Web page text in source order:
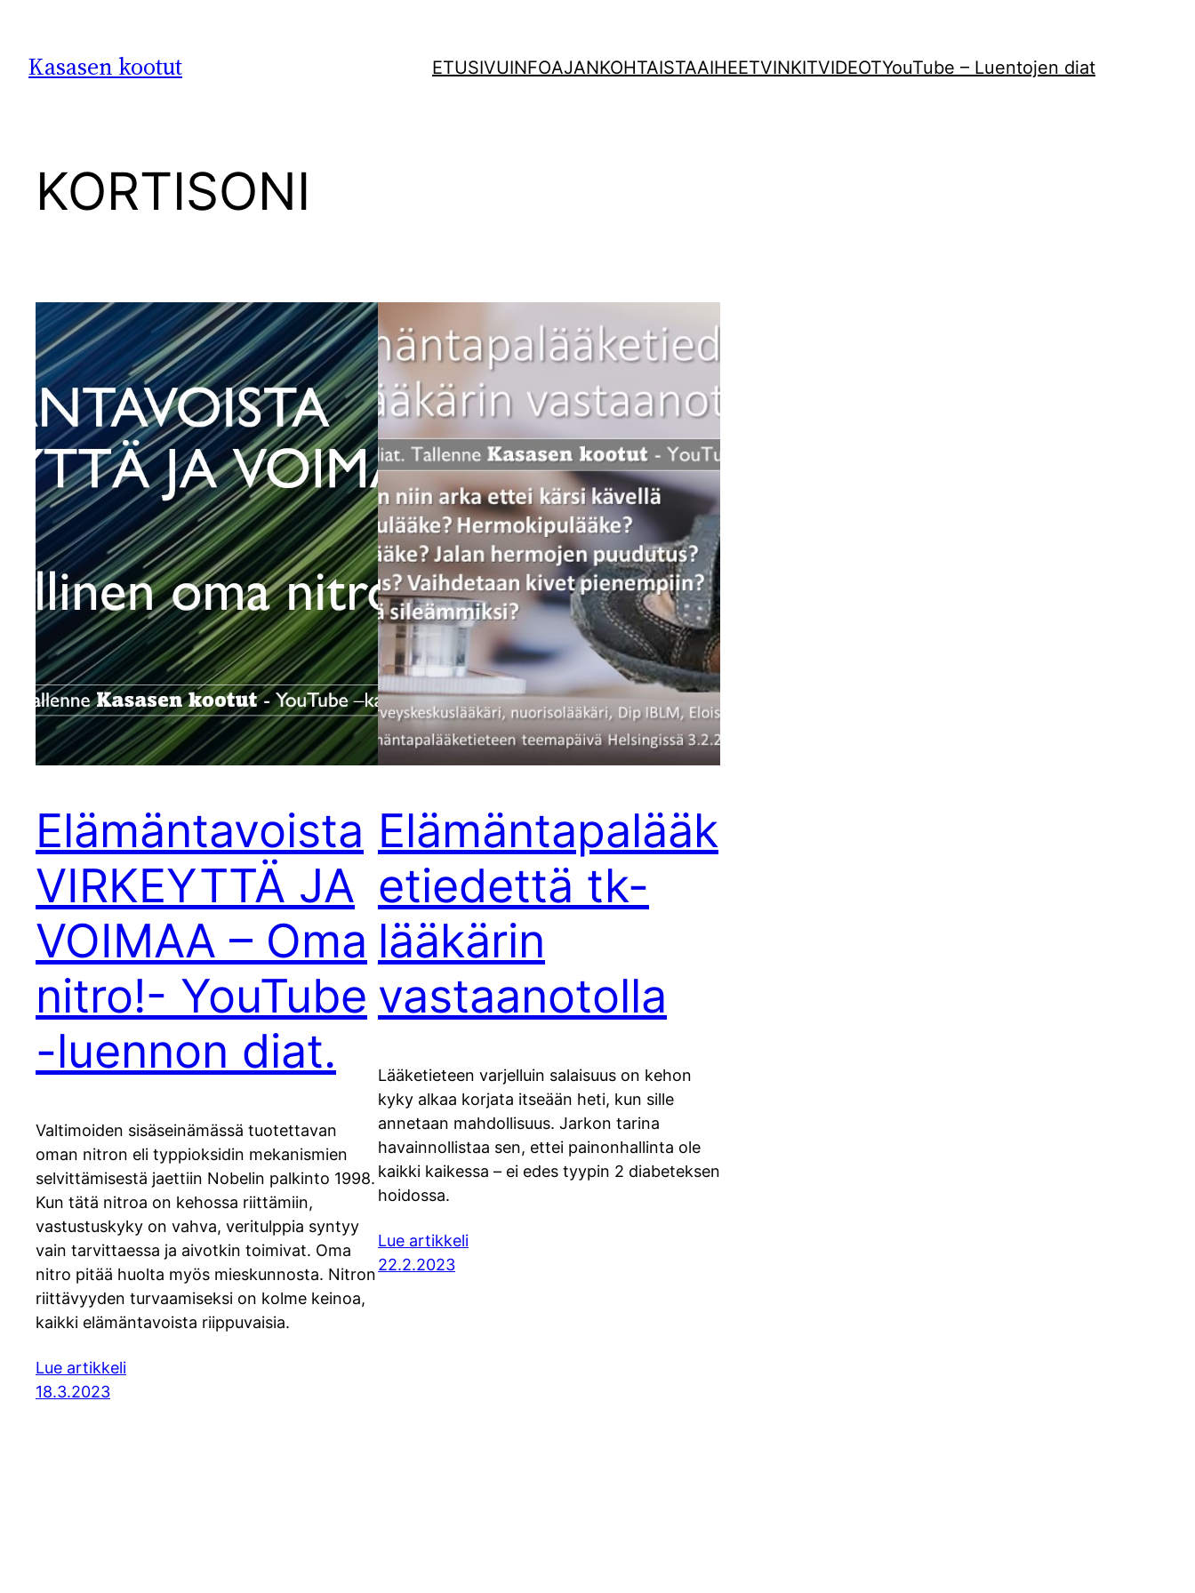
Kasasen kootut ETUSIVUINFOAJANKOHTAISTAAIHEETVINKITVIDEOTYouTube – Luentojen diat
KORTISONI
Elämäntavoista
VIRKEYTTÄ JA
VOIMAA – Oma
nitro!- YouTube
-luennon diat.
Valtimoiden sisäseinämässä tuotettavan
oman nitron eli typpioksidin mekanismien
selvittämisestä jaettiin Nobelin palkinto 1998.
Kun tätä nitroa on kehossa riittämiin,
vastustuskyky on vahva, veritulppia syntyy
vain tarvittaessa ja aivotkin toimivat. Oma
nitro pitää huolta myös mieskunnosta. Nitron
riittävyyden turvaamiseksi on kolme keinoa,
kaikki elämäntavoista riippuvaisia.
Lue artikkeli
18.3.2023
Elämäntapalääk
etiedettä tk-
lääkärin
vastaanotolla
Lääketieteen varjelluin salaisuus on kehon
kyky alkaa korjata itseään heti, kun sille
annetaan mahdollisuus. Jarkon tarina
havainnollistaa sen, ettei painonhallinta ole
kaikki kaikessa – ei edes tyypin 2 diabeteksen
hoidossa.
Lue artikkeli
22.2.2023